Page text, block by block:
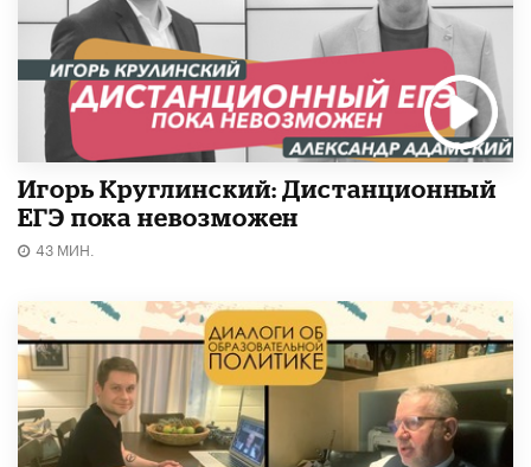
Игорь Круглинский: Дистанционный
ЕГЭ пока невозможен
43 МИН.